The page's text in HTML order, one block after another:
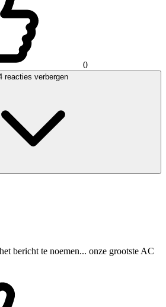
0
reacties verbergen
bericht te noemen... onze grootste AC